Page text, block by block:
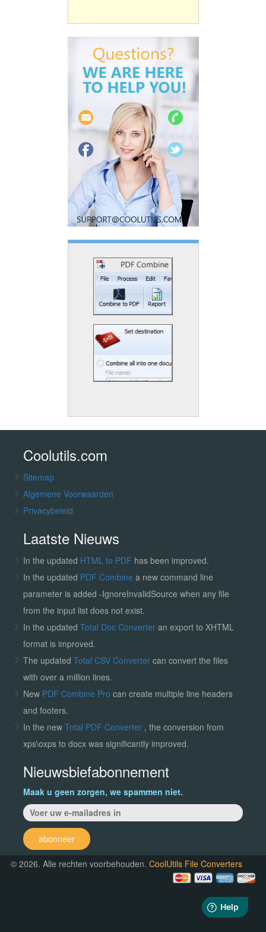
Coolutils.com
Sitemap
Algemene Voorwaarden
Privacybeleid
Laatste Nieuws
In the updated HTML to PDF has been improved.
In the updated PDF Combine a new command line
parameter is added -IgnoreInvalidSource when any file
from the input list does not exist.
In the updated Total Doc Converter an export to XHTML
format is improved.
The updated Total CSV Convertercan convert the files
with over a million lines.
New PDF Combine Pro can create multiple line headers
and footers.
In the new Total PDF Converter , the conversion from
xps\oxps to docx was significantly improved.
Nieuwsbiefabonnement
Maak u geen zorgen, we spammen niet.
abonneer
© 2026. Alle rechten voorbehouden.CoolUtils File Converters